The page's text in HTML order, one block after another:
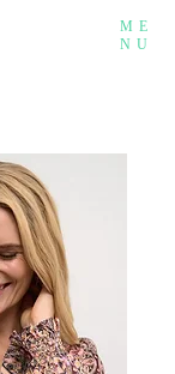
ME
NU